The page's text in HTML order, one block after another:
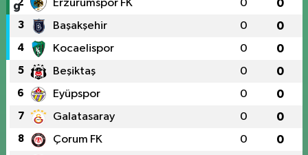
2 Erzurumspor FK 0 0
3 Başakşehir 0 0
4 Kocaelispor 0 0
5 Beşiktaş 0 0
6 Eyüpspor 0 0
7 Galatasaray 0 0
8 Çorum FK 0 0